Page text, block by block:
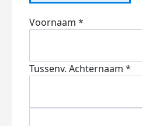
Voornaam *
Tussenv. Achternaam *